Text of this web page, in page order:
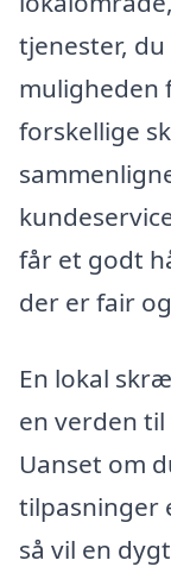
tjenester,
muligheden
forskellige
får et godt
der er fair
En lokal
en verden
Uanset om
tilpasninger
så vil en